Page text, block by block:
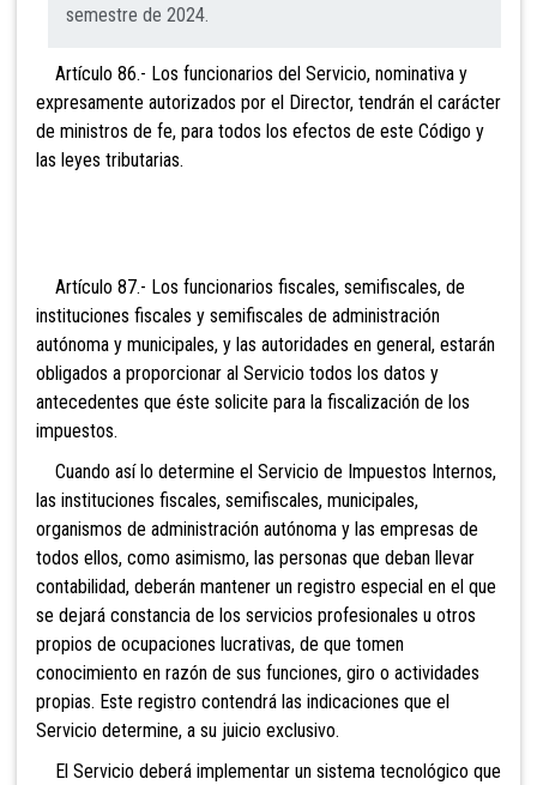
semestre de 2024.
Artículo 86.- Los funcionarios del Servicio, nominativa y
expresamente autorizados por el Director, tendrán el carácter
de ministros de fe, para todos los efectos de este Código y
las leyes tributarias.
Artículo 87.- Los funcionarios fiscales, semifiscales, de
instituciones fiscales y semifiscales de administración
autónoma y municipales, y las autoridades en general, estarán
obligados a proporcionar al Servicio todos los datos y
antecedentes que éste solicite para la fiscalización de los
impuestos.
Cuando así lo determine el Servicio de Impuestos Internos,
las instituciones fiscales, semifiscales, municipales,
organismos de administración autónoma y las empresas de
todos ellos, como asimismo, las personas que deban llevar
contabilidad, deberán mantener un registro especial en el que
se dejará constancia de los servicios profesionales u otros
propios de ocupaciones lucrativas, de que tomen
conocimiento en razón de sus funciones, giro o actividades
propias. Este registro contendrá las indicaciones que el
Servicio determine, a su juicio exclusivo.
El Servicio deberá implementar un sistema tecnológico que